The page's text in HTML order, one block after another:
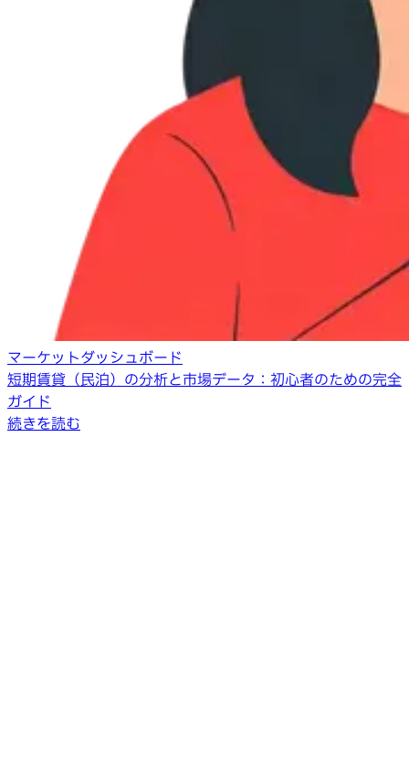
マーケットダッシュボード
短期賃貸（民泊）の分析と市場データ：初心者のための完全
ガイド
続きを読む